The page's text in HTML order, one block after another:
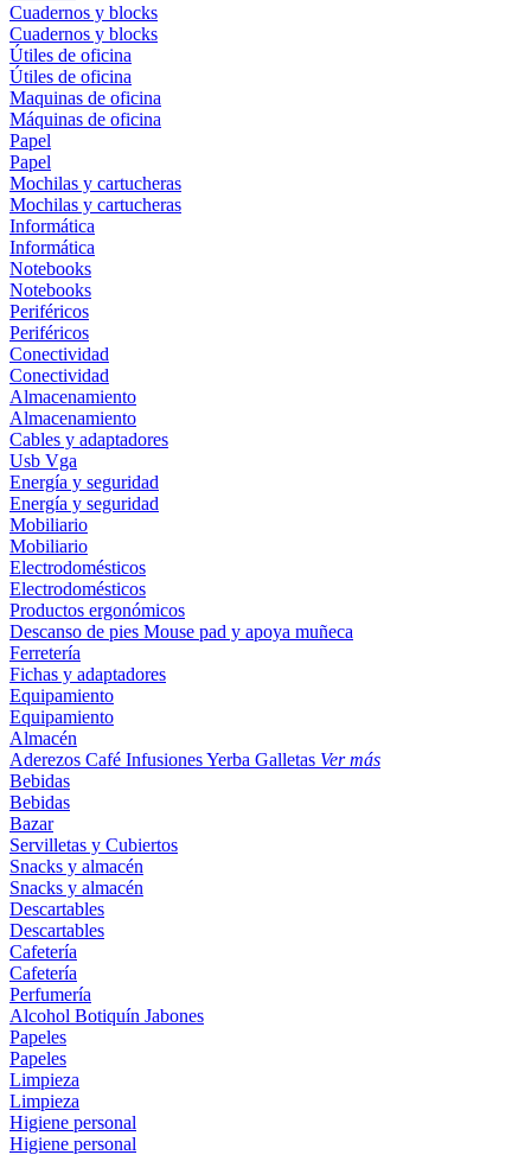
Cuadernos y blocks
Cuadernos y blocks
Útiles de oficina
Útiles de oficina
Maquinas de oficina
Máquinas de oficina
Papel
Papel
Mochilas y cartucheras
Mochilas y cartucheras
Informática
Informática
Notebooks
Notebooks
Periféricos
Periféricos
Conectividad
Conectividad
Almacenamiento
Almacenamiento
Cables y adaptadores
Usb Vga
Energía y seguridad
Energía y seguridad
Mobiliario
Mobiliario
Electrodomésticos
Electrodomésticos
Productos ergonómicos
Descanso de pies Mouse pad y apoya muñeca
Ferretería
Fichas y adaptadores
Equipamiento
Equipamiento
Almacén
Aderezos Café InfusionesYerba Galletas Ver más
Bebidas
Bebidas
Bazar
Servilletas y Cubiertos
Snacks y almacén
Snacks y almacén
Descartables
Descartables
Cafetería
Cafetería
Perfumería
Alcohol Botiquín Jabones
Papeles
Papeles
Limpieza
Limpieza
Higiene personal
Higiene personal